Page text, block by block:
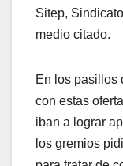
Sitep,
medio citado.
En los pasillos
con estas
iban a lograr
los gremios